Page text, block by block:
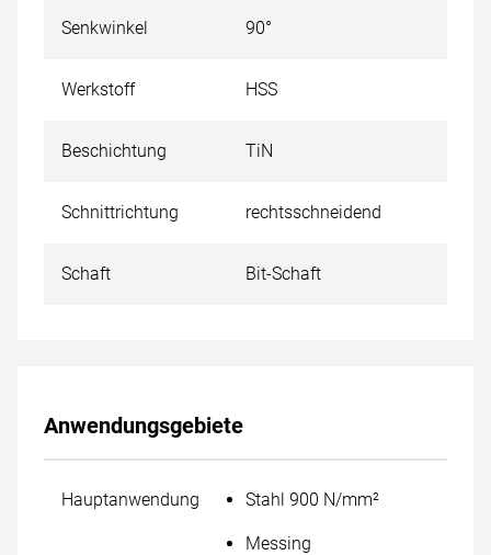
Senkwinkel 90°
Werkstoff HSS
Beschichtung TiN
Schnittrichtung rechtsschneidend
Schaft Bit-Schaft
Anwendungsgebiete
Hauptanwendung Stahl 900 N/mm²
Messing